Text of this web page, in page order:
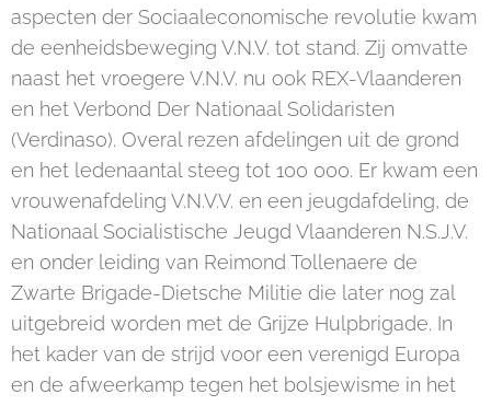
aspecten der Sociaaleconomische revolutie kwam
de eenheidsbeweging V.N.V. tot stand. Zij omvatte
naast het vroegere V.N.V. nu ook REX-Vlaanderen
en het Verbond Der Nationaal Solidaristen
(Verdinaso). Overal rezen afdelingen uit de grond
en het ledenaantal steeg tot 100 000. Er kwam een
vrouwenafdeling V.N.V.V. en een jeugdafdeling, de
Nationaal Socialistische Jeugd Vlaanderen N.S.J.V.
en onder leiding van Reimond Tollenaere de
Zwarte Brigade-Dietsche Militie die later nog zal
uitgebreid worden met de Grijze Hulpbrigade. In
het kader van de strijd voor een verenigd Europa
en de afweerkamp tegen het bolsjewisme in het